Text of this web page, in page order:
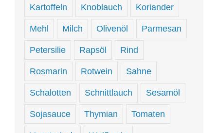
Kartoffeln Knoblauch Koriander
Mehl Milch Olivenöl Parmesan
Petersilie Rapsöl Rind
Rosmarin Rotwein Sahne
Schalotten Schnittlauch Sesamöl
Sojasauce Thymian Tomaten